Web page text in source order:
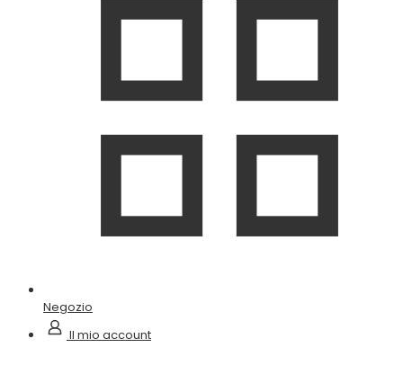
Negozio
Il mio account